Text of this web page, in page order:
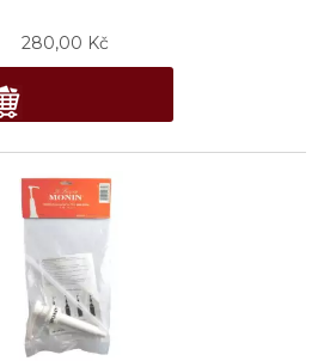
280,00 Kč